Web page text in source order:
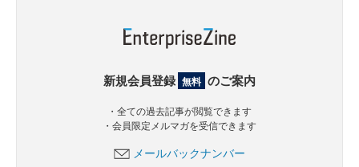
新規会員登録 無料 のご案内
・全ての過去記事が閲覧できます
・会員限定メルマガを受信できます
メールバックナンバー